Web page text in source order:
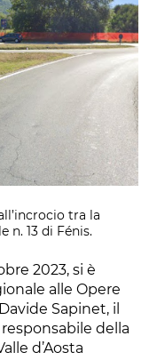
tra la
n. 13 di Fénis.
2023, si è
alle Opere
Sapinet, il
della
d’Aosta